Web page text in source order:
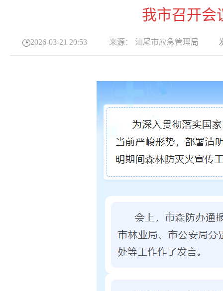
我市召开会
2026-03-21 20:53 来源： 汕尾市应急管理局 发